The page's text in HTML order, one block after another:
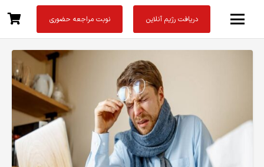
دریافت رژیم آنلاین نوبت مراجعه حضوری